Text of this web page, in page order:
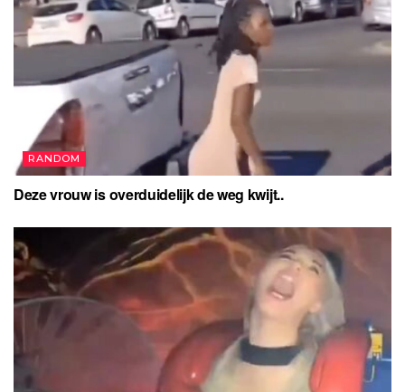
RANDOM
Deze vrouw is overduidelijk de weg kwijt..